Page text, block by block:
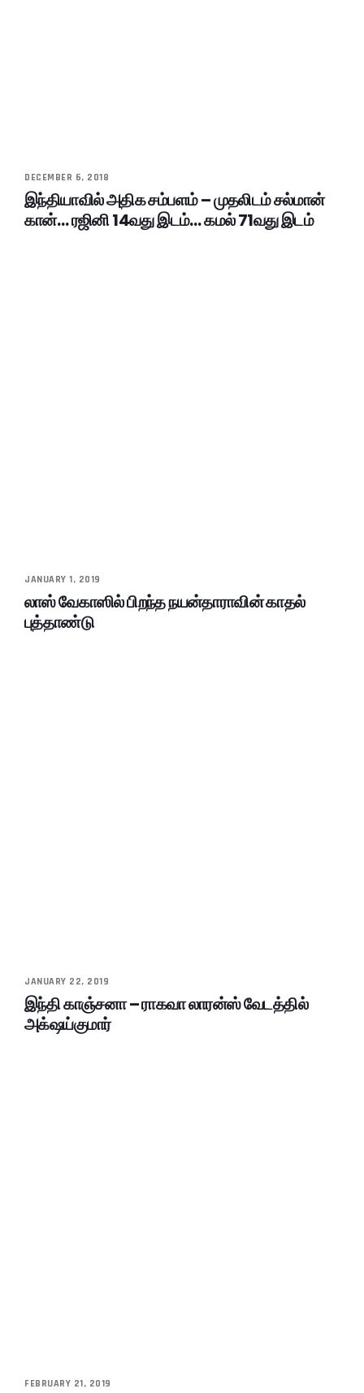
DECEMBER 6, 2018
இந்தியாவில் அதிக சம்பளம் – முதலிடம் சல்மான்
கான்… ரஜினி 14வது இடம்… கமல் 71வது இடம்
JANUARY 1, 2019
லாஸ் வேகாஸில் பிறந்த நயன்தாராவின் காதல்
புத்தாண்டு
JANUARY 22, 2019
இந்தி காஞ்சனா – ராகவா லாரன்ஸ் வேடத்தில்
அக்‌ஷய்குமார்
FEBRUARY 21, 2019